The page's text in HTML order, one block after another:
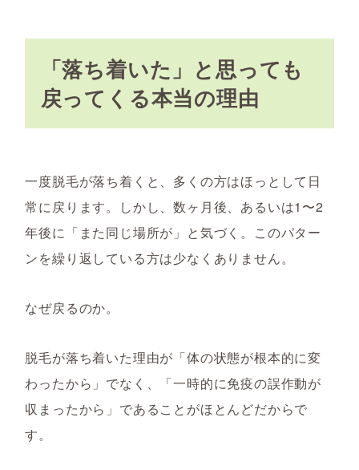
「落ち着いた」と思っても
戻ってくる本当の理由
一度脱毛が落ち着くと、多くの方はほっとして日
常に戻ります。しかし、数ヶ月後、あるいは1〜2
年後に「また同じ場所が」と気づく。このパター
ンを繰り返している方は少なくありません。
なぜ戻るのか。
脱毛が落ち着いた理由が「体の状態が根本的に変
わったから」でなく、「一時的に免疫の誤作動が
収まったから」であることがほとんどだからで
す。